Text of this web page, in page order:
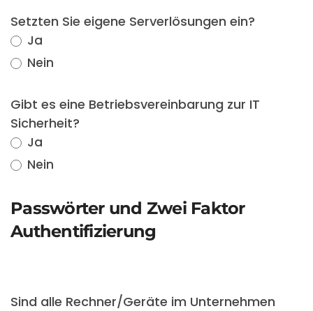
Setzten Sie eigene Serverlösungen ein?
Ja
Nein
Gibt es eine Betriebsvereinbarung zur IT
Sicherheit?
Ja
Nein
Passwörter und Zwei Faktor
Authentifizierung
Sind alle Rechner/Geräte im Unternehmen